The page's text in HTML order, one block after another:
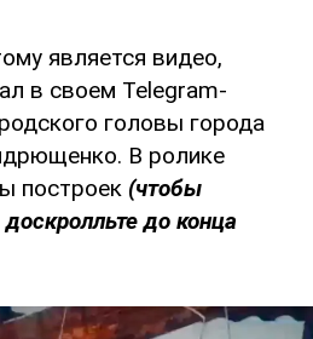
является видео,
в своем Telegram-
головы города
В ролике
построек (чтобы
до конца